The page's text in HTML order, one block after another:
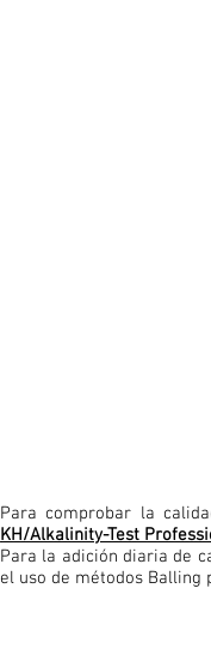
Para comprobar la
KH/Alkalinity-Test
Para la adición diaria de
el uso de métodos Balling